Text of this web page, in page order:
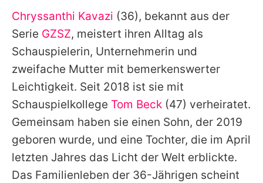
Alle Themen auf Promiflash
Jobs
App runterladen
Team
Redaktionelle Richtlinien
Impressum
Chryssanthi Kavazi (36), bekannt aus der
Serie GZSZ, meistert ihren Alltag als
Schauspielerin, Unternehmerin und
zweifache Mutter mit bemerkenswerter
Leichtigkeit. Seit 2018 ist sie mit
Schauspielkollege Tom Beck (47) verheiratet.
Gemeinsam haben sie einen Sohn, der 2019
geboren wurde, und eine Tochter, die im April
letzten Jahres das Licht der Welt erblickte.
Das Familienleben der 36-Jährigen scheint